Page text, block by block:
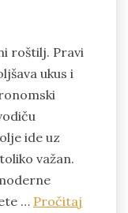
roštilj. Pravi
ukus i
ide uz
važan.
… Pročitaj